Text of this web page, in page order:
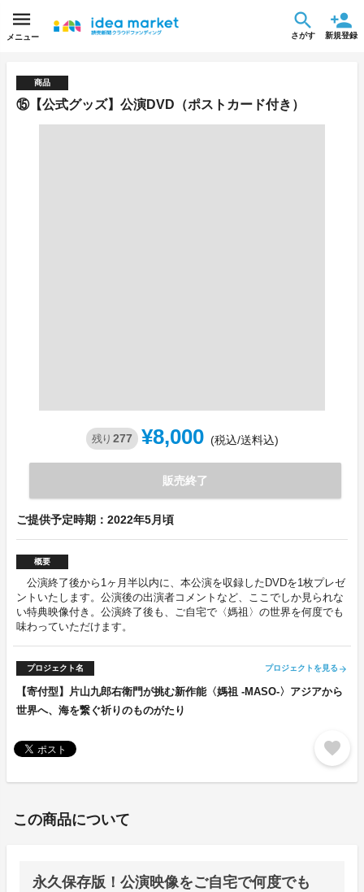
メニュー さがす 新規登録
商品
⑮【公式グッズ】公演DVD（ポストカード付き）
残り 277 ¥8,000 (税込/送料込)
販売終了
ご提供予定時期：2022年5月頃
概要
公演終了後から1ヶ月半以内に、本公演を収録したDVDを1枚プレゼ
ントいたします。公演後の出演者コメントなど、ここでしか見られな
い特典映像付き。公演終了後も、ご自宅で〈媽祖〉の世界を何度でも
味わっていただけます。
プロジェクト名 プロジェクトを見る arrow_forward
【寄付型】片山九郎右衛門が挑む新作能〈媽祖 -MASO-〉アジアから
世界へ、海を繋ぐ祈りのものがたり
favorite
この商品について
永久保存版！公演映像をご自宅で何度でも